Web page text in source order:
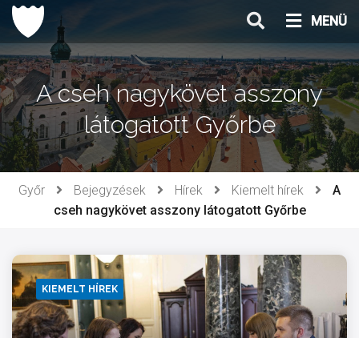
Ugrás
tartalomhoz
MENÜ
A cseh nagykövet asszony
látogatott Győrbe
Győr Bejegyzések Hírek Kiemelt hírek
A
cseh nagykövet asszony látogatott Győrbe
KIEMELT HÍREK